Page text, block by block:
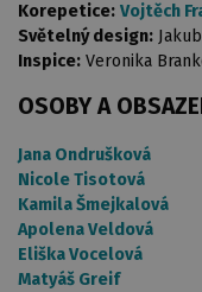
Korepetice: Vojtěch
Světelný design:
Inspice: Veronika
OSOBY A
Jana Ondrušková
Nicole Tisotová
Kamila Šmejkalová
Apolena Veldová
Eliška Vocelová
Matyáš Greif